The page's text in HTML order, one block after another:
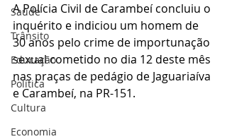
Saúde
Trânsito
Educação
Política
Cultura
Economia
A Polícia Civil de Carambeí concluiu o
inquérito e indiciou um homem de
30 anos pelo crime de importunação
sexual cometido no dia 12 deste mês
nas praças de pedágio de Jaguariaíva
e Carambeí, na PR-151.